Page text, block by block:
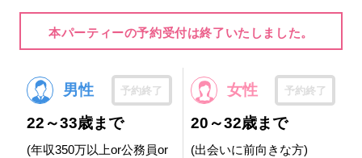
本パーティーの予約受付は終了いたしました。
男性 予約終了
22～33歳まで
(年収350万以上or公務員or
女性 予約終了
20～32歳まで
(出会いに前向きな方)